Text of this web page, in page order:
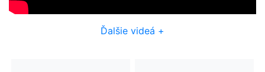
Ďalšie videá +